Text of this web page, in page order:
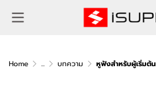
Home ... บทความ หูฟังสำหรับผู้เริ่มต้น เลือกซื้ออ